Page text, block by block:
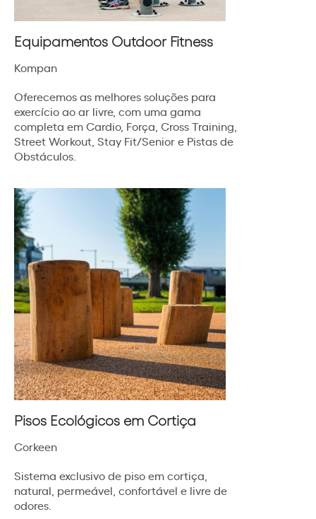
Equipamentos Outdoor Fitness
Kompan
Oferecemos as melhores soluções para
exercício ao ar livre, com uma gama
completa em Cardio, Força, Cross Training,
Street Workout, Stay Fit/Senior e Pistas de
Obstáculos.
Pisos Ecológicos em Cortiça
Corkeen
Sistema exclusivo de piso em cortiça,
natural, permeável, confortável e livre de
odores.